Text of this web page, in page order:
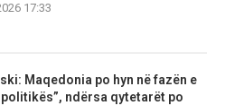
17:33
Maqedonia po hyn në fazën e
ndërsa qytetarët po